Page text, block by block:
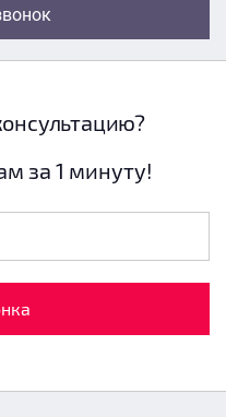
за 1 минуту!